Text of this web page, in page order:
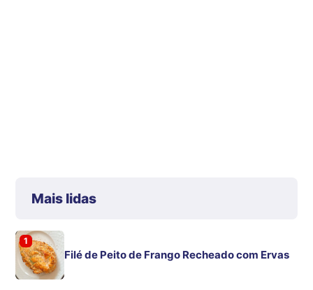
Mais lidas
1
Filé de Peito de Frango Recheado com Ervas